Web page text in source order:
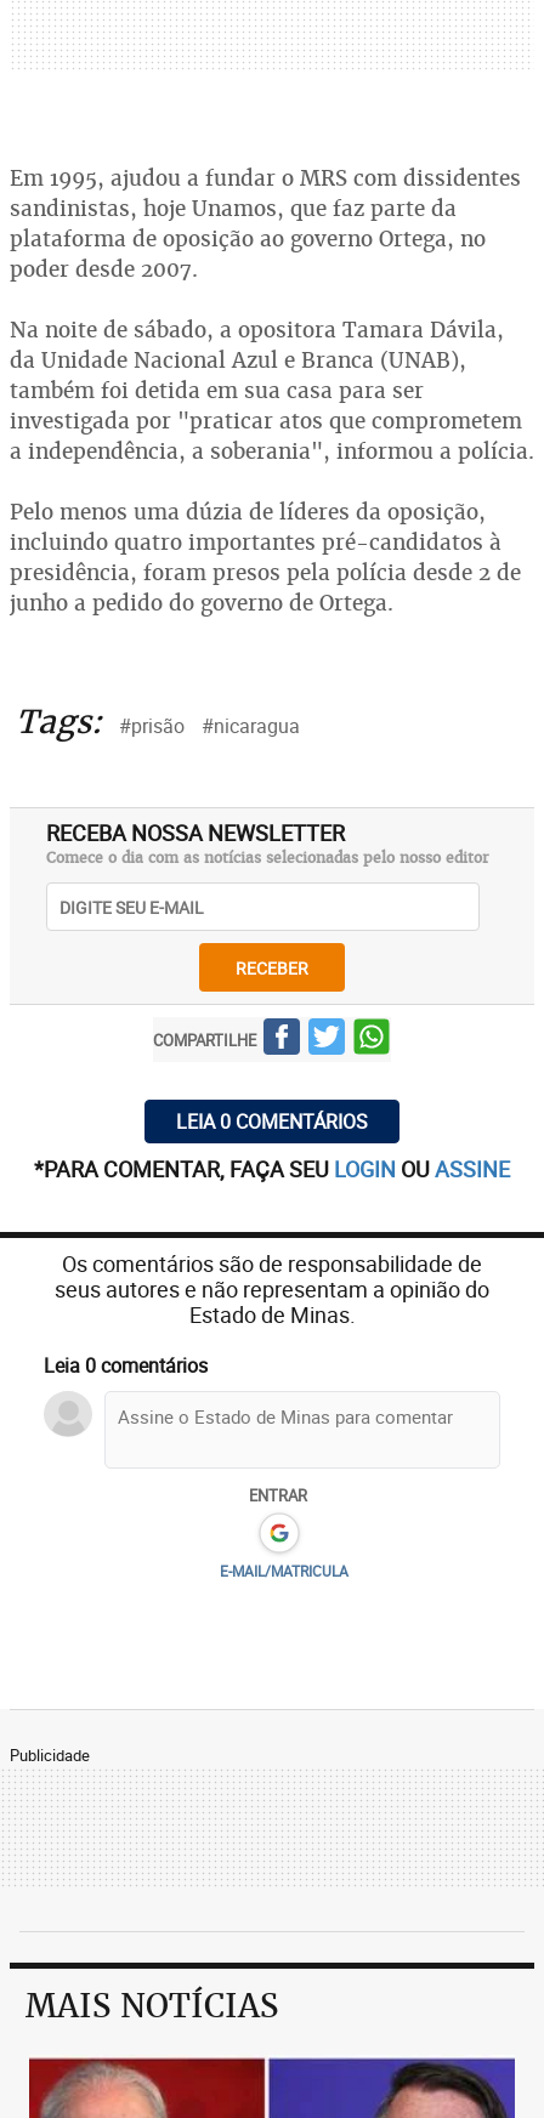
Em 1995, ajudou a fundar o MRS com dissidentes
sandinistas, hoje Unamos, que faz parte da
plataforma de oposição ao governo Ortega, no
poder desde 2007.
Na noite de sábado, a opositora Tamara Dávila,
da Unidade Nacional Azul e Branca (UNAB),
também foi detida em sua casa para ser
investigada por "praticar atos que comprometem
a independência, a soberania", informou a polícia.
Pelo menos uma dúzia de líderes da oposição,
incluindo quatro importantes pré-candidatos à
presidência, foram presos pela polícia desde 2 de
junho a pedido do governo de Ortega.
Tags: #prisão #nicaragua
RECEBA NOSSA NEWSLETTER
Comece o dia com as notícias selecionadas pelo nosso editor
RECEBER
COMPARTILHE
LEIA 0 COMENTÁRIOS
*PARA COMENTAR, FAÇA SEU LOGIN OUASSINE
Os comentários são de responsabilidade de
seus autores e não representam a opinião do
Estado de Minas.
Leia 0 comentários
ENTRAR
E-MAIL/MATRICULA
Publicidade
MAIS NOTÍCIAS